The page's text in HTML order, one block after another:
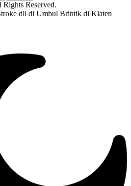
Reserved.
dll di Umbul Brintik di Klaten